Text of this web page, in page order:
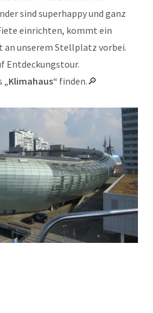
sind superhappy und ganz
einrichten, kommt ein
an unserem Stellplatz vorbei.
Entdeckungstour.
„Klimahaus“ finden.🔎